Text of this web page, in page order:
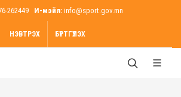
262449 И-мэйл: info@sport.gov.mn
НЭВТРЭХ БҮРТГҮҮЛЭХ